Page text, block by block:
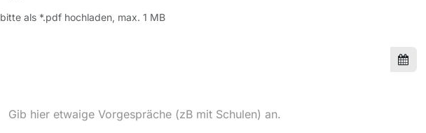
bitte als *.pdf hochladen, max. 1 MB